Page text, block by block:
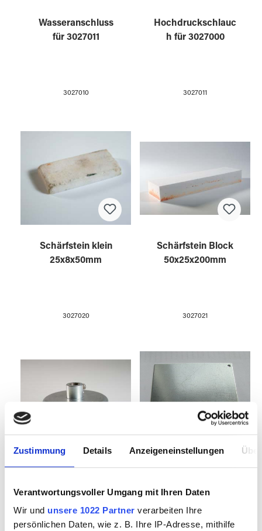
Zustimmung Details Anzeigeneinstellungen
Verantwortungsvoller Umgang mit Ihren Daten
Wir und unsere 1022 Partner verarbeiten Ihre
persönlichen Daten, wie z. B. Ihre IP-Adresse, mithilfe
Wasseranschluss
für 3027011
3027010
Hochdruckschlauc
h für 3027000
3027011
Schärfstein klein
25x8x50mm
3027020
Schärfstein Block
50x25x200mm
3027021
Bohrsystem
Magnetfuß